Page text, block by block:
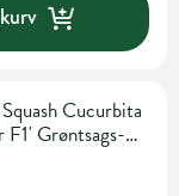
Cucurbita
F1' Grøntsags-